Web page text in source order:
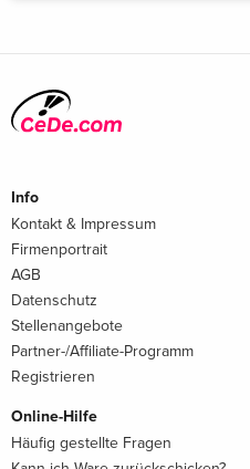
Info
Kontakt & Impressum
Firmenportrait
AGB
Datenschutz
Stellenangebote
Partner-/Affiliate-Programm
Registrieren
Online-Hilfe
Häufig gestellte Fragen